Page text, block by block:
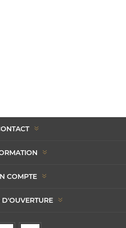
COMPTE
D'OUVERTURE